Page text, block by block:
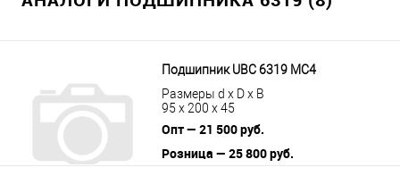
Подшипник UBC 6319 MC4
Размеры d x D x B
95 x 200 x 45
Опт — 21 500 руб.
Розница — 25 800 руб.